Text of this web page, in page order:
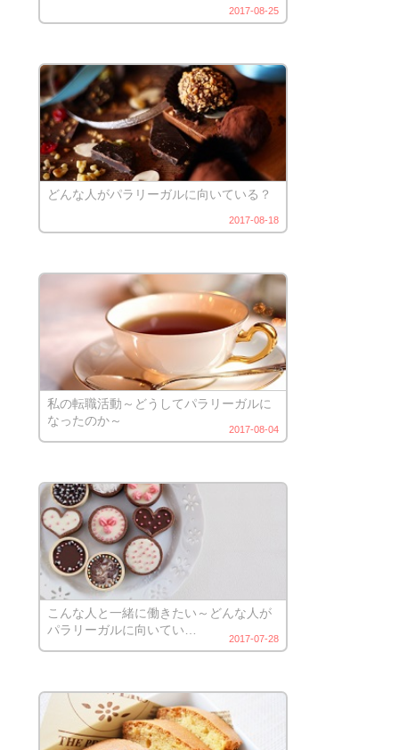
2017-08-25
どんな人がパラリーガルに向いている？
2017-08-18
私の転職活動～どうしてパラリーガルに
なったのか～
2017-08-04
こんな人と一緒に働きたい～どんな人が
パラリーガルに向いてい…
2017-07-28